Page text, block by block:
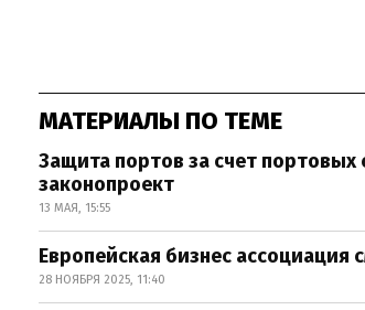
МАТЕРИАЛЫ ПО ТЕМЕ
Защита портов за счет портовых
законопроект
13 МАЯ, 15:55
Европейская бизнес ассоциация
28 НОЯБРЯ 2025, 11:40